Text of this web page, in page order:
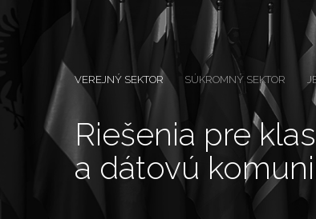
VEREJNÝ SEKTOR SÚKROMNÝ SEKTOR
Riešenia pre
a dátovú